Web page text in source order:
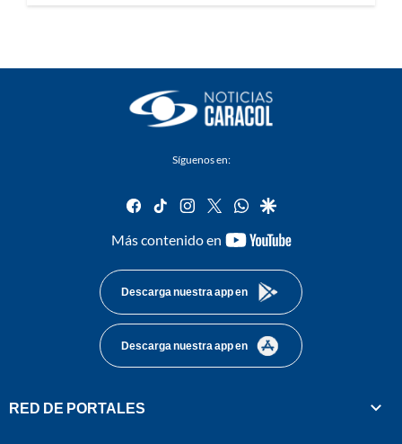
Síguenos en:
facebook
tiktok instagram
twitterwhatsapp
google
Más contenido en
youtube-
Descarga nuestra app en
Descarga nuestra app en
RED DE PORTALES